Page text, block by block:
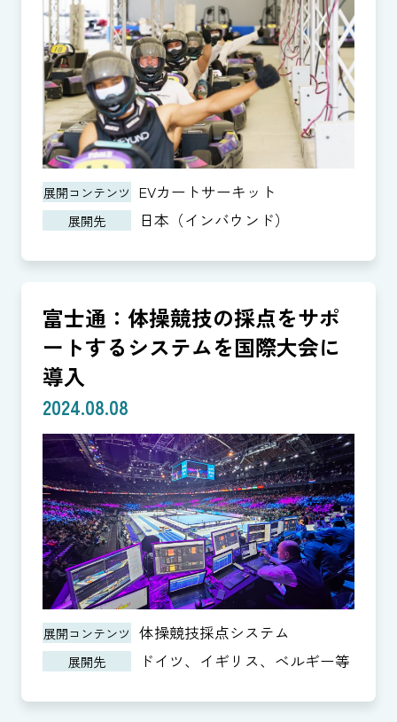
展開コンテンツ EVカートサーキット
展開先 日本（インバウンド）
富士通：体操競技の採点をサポ
ートするシステムを国際大会に
導入
2024.08.08
展開コンテンツ 体操競技採点システム
展開先 ドイツ、イギリス、ベルギー等